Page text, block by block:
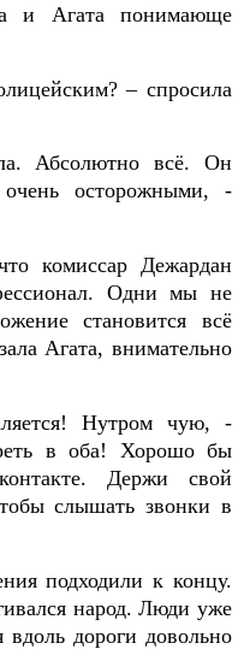
и Агата понимающе
– спросила
Абсолютно всё. Он
осторожными, -
комиссар Дежардан
Одни мы не
становится всё
Агата, внимательно
Нутром чую, -
в оба! Хорошо бы
Держи свой
слышать звонки в
подходили к концу.
народ. Люди уже
дороги довольно